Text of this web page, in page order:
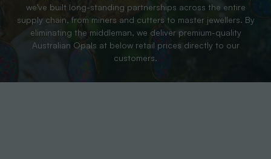
we’ve built long-standing partnerships across the entire
supply chain, from miners and cutters to master jewellers. By
eliminating the middleman, we deliver premium-quality
Australian Opals at below retail prices directly to our
customers.